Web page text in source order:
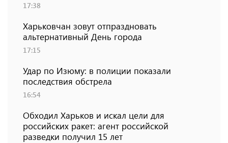
17:38
Харьковчан зовут отпраздновать
альтернативный День города
17:15
Удар по Изюму: в полиции показали
последствия обстрела
16:54
Обходил Харьков и искал цели для
российских ракет: агент российской
разведки получил 15 лет